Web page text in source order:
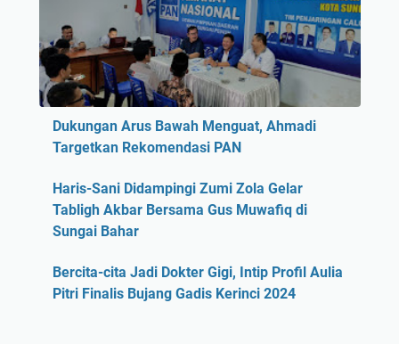
Dukungan Arus Bawah Menguat, Ahmadi
Targetkan Rekomendasi PAN
Haris-Sani Didampingi Zumi Zola Gelar
Tabligh Akbar Bersama Gus Muwafiq di
Sungai Bahar
Bercita-cita Jadi Dokter Gigi, Intip Profil Aulia
Pitri Finalis Bujang Gadis Kerinci 2024